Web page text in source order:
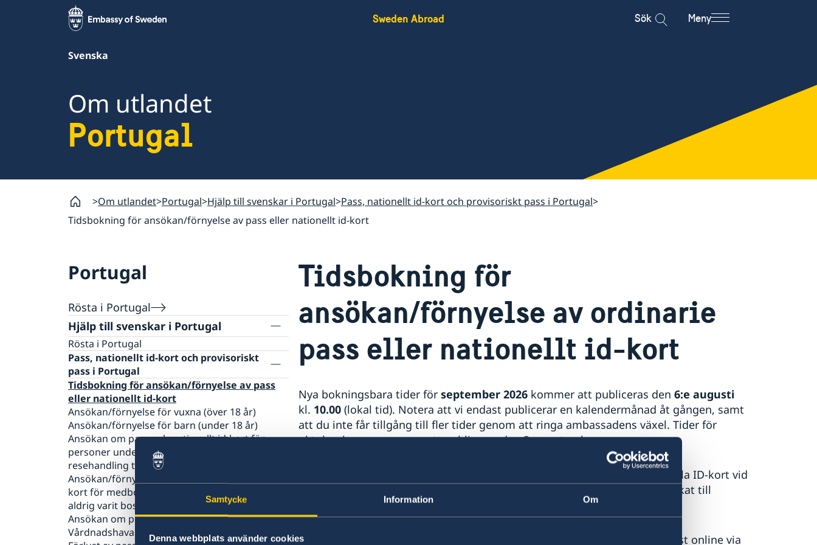
Samtycke Information Om
Denna webbplats använder cookies
Sweden Abroad Sök Meny
Svenska
Om utlandet
Portugal
Om utlandet Portugal Hjälp till svenskar i Portugal Pass, nationellt id-kort och provisoriskt pass i Portugal
Tidsbokning för ansökan/förnyelse av pass eller nationellt id-kort
Portugal
Rösta i Portugal
Hjälp till svenskar i Portugal
Rösta i Portugal
Pass, nationellt id-kort och provisoriskt
pass i Portugal
Tidsbokning för ansökan/förnyelse av pass
eller nationellt id-kort
Ansökan/förnyelse för vuxna (över 18 år)
Ansökan/förnyelse för barn (under 18 år)
Ansökan om pass och nationellt id-kort för
personer under 18 år som inte haft svensk
resehandling tidigare
Ansökan/förnyelse av pass och nationellt id-
kort för medborgare mellan 18 och 22 år som
aldrig varit bosatta i Sverige
Ansökan om provisoriskt pass
Vårdnadshavares medgivande
Tidsbokning för
ansökan/förnyelse av ordinarie
pass eller nationellt id-kort
Nya bokningsbara tider för september 2026 kommer att publiceras den 6:e augusti
kl. 10.00(lokal tid). Notera att vi endast publicerar en kalendermånad åt gången, samt
att du inte får tillgång till fler tider genom att ringa ambassadens växel. Tider för
oktober kommer senare att publiceras den 3:e september.
Glöm inte att du med stor fördel kan ansöka om/förnya ditt pass/nationella ID-kort vid
och sedan få det skickat till
ambassaden. Det gäller även dig som är utvandrad.
Tidsbokning för ansökan/förnyelse av ordinarie resehandlingar görs endast online via